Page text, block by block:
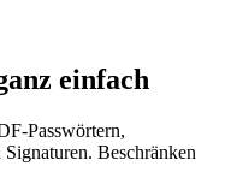
einfach
Passwörtern,
Beschränken